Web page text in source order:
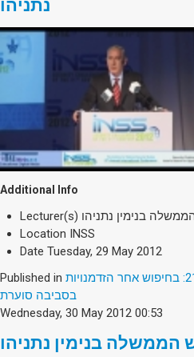
נתניהו
Additional Info
Lecturer(s) בנימין נתניהו
Location
INSS
Date Tuesday, 29 May 2012
Published in אתגרי הביטחון של המאה ה-21: בחיפוש אחר הזדמנויות
בסביבה סוערת
Wednesday, 30 May 2012 00:53
בנימין נתניהו